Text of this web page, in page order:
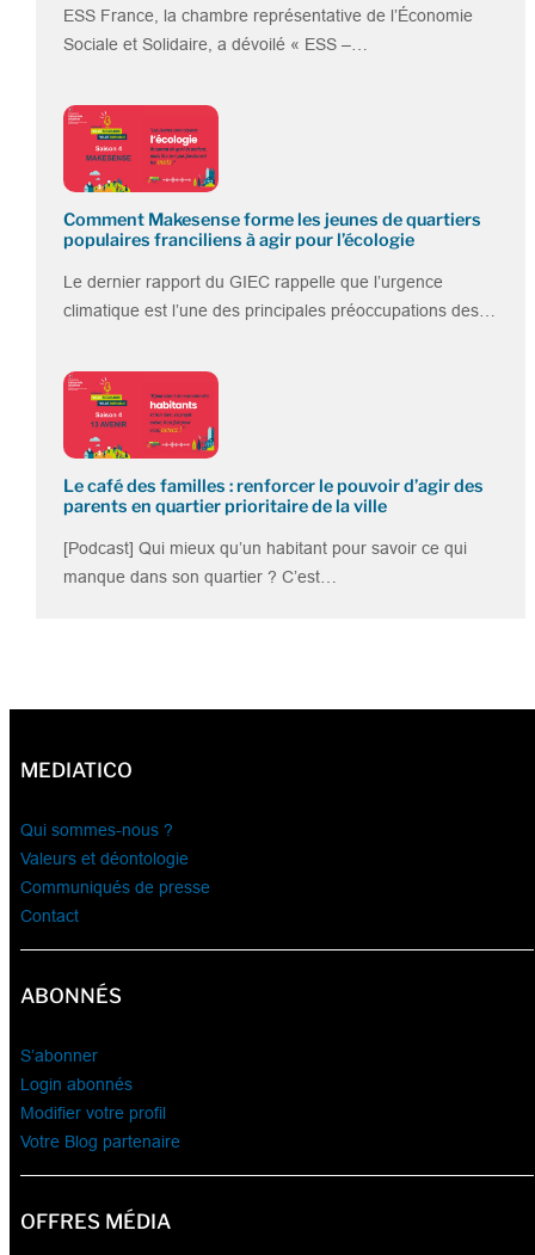
ESS France, la chambre représentative de l’Économie
Sociale et Solidaire, a dévoilé « ESS –…
Comment Makesense forme les jeunes de quartiers
populaires franciliens à agir pour l’écologie
Le dernier rapport du GIEC rappelle que l’urgence
climatique est l’une des principales préoccupations des…
Le café des familles : renforcer le pouvoir d’agir des
parents en quartier prioritaire de la ville
[Podcast] Qui mieux qu’un habitant pour savoir ce qui
manque dans son quartier ? C’est…
MEDIATICO
Qui sommes-nous ?
Valeurs et déontologie
Communiqués de presse
Contact
ABONNÉS
S’abonner
Login abonnés
Modifier votre profil
Votre Blog partenaire
OFFRES MÉDIA